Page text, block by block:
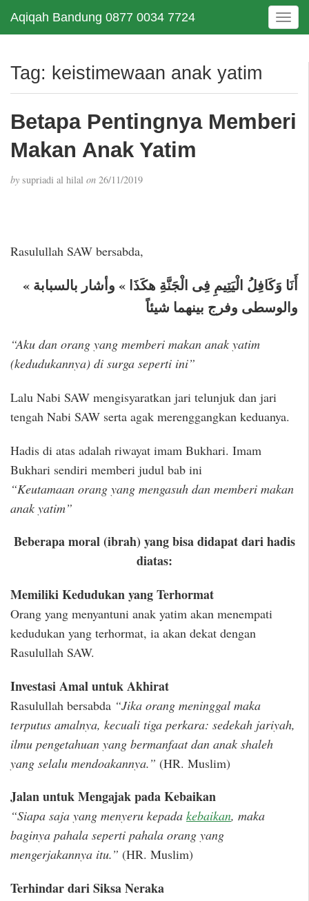
Aqiqah Bandung 0877 0034 7724
T
o
e
a
Tag: keistimewaan anak yatim
Betapa Pentingnya Memberi
Makan Anak Yatim
by supriadi al hilal on 26/11/2019
Rasulullah SAW bersabda,
« أَنَا وَكَافِلُ الْيَتِيمِ فِى الْجَنَّةِ هكَذَا » وأشار بالسبابة
والوسطى وفرج بينهما شيئاً
“Aku dan orang yang memberi makan anak yatim
(kedudukannya) di surga seperti ini”
Lalu Nabi SAW mengisyaratkan jari telunjuk dan jari
tengah Nabi SAW serta agak merenggangkan keduanya.
Hadis di atas adalah riwayat imam Bukhari. Imam
Bukhari sendiri memberi judul bab ini
“Keutamaan orang yang mengasuh dan memberi makan
anak yatim”
Beberapa moral (ibrah) yang bisa didapat dari hadis
diatas:
Memiliki Kedudukan yang Terhormat
Orang yang menyantuni anak yatim akan menempati
kedudukan yang terhormat, ia akan dekat dengan
Rasulullah SAW.
Investasi Amal untuk Akhirat
Rasulullah bersabda “Jika orang meninggal maka
terputus amalnya, kecuali tiga perkara: sedekah jariyah,
ilmu pengetahuan yang bermanfaat dan anak shaleh
yang selalu mendoakannya.” (HR. Muslim)
Jalan untuk Mengajak pada Kebaikan
“Siapa saja yang menyeru kepada kebaikan, maka
baginya pahala seperti pahala orang yang
mengerjakannya itu.” (HR. Muslim)
Terhindar dari Siksa Neraka